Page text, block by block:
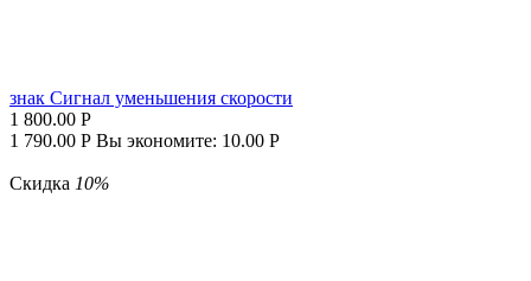
знак Cигнал уменьшения скорости
1 800.00 Р
1 790.00 Р Вы экономите: 10.00 Р
Скидка 10%